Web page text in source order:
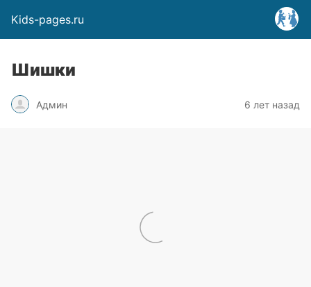
Kids-pages.ru
Шишки
Админ 6 лет назад